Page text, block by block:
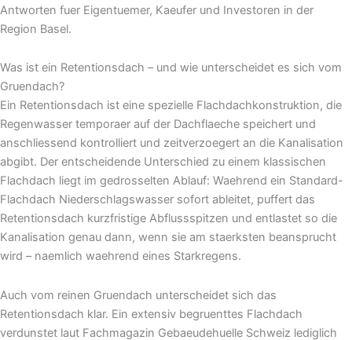
Antworten fuer Eigentuemer, Kaeufer und Investoren in der
Region Basel.
Was ist ein Retentionsdach – und wie unterscheidet es sich vom
Gruendach?
Ein Retentionsdach ist eine spezielle Flachdachkonstruktion, die
Regenwasser temporaer auf der Dachflaeche speichert und
anschliessend kontrolliert und zeitverzoegert an die Kanalisation
abgibt. Der entscheidende Unterschied zu einem klassischen
Flachdach liegt im gedrosselten Ablauf: Waehrend ein Standard-
Flachdach Niederschlagswasser sofort ableitet, puffert das
Retentionsdach kurzfristige Abflussspitzen und entlastet so die
Kanalisation genau dann, wenn sie am staerksten beansprucht
wird – naemlich waehrend eines Starkregens.
Auch vom reinen Gruendach unterscheidet sich das
Retentionsdach klar. Ein extensiv begruenttes Flachdach
verdunstet laut Fachmagazin Gebaeudehuelle Schweiz lediglich